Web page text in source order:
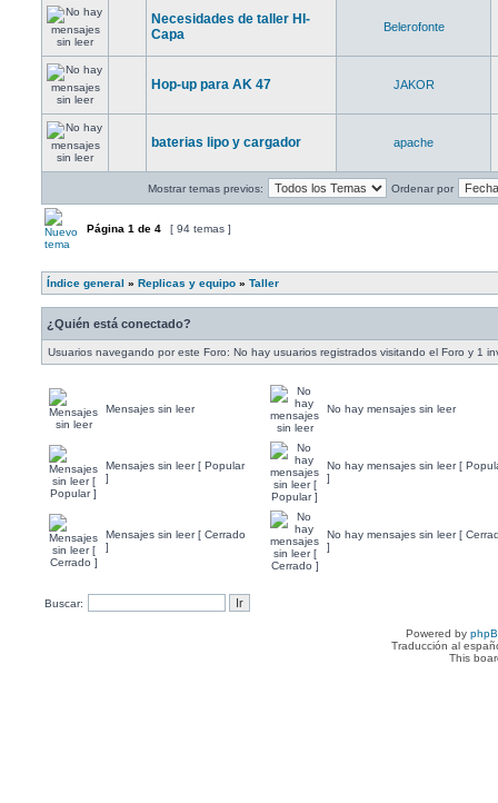
Necesidades de taller HI-
Capa
Belerofonte
Hop-up para AK 47 JAKOR
baterias lipo y cargador apache
Mostrar temas previos: Ordenar por
Página 1 de 4 [ 94 temas ]
Índice general » Replicas y equipo » Taller
¿Quién está conectado?
Usuarios navegando por este Foro: No hay usuarios registrados visitando el Foro y 1
Mensajes sin leer No hay mensajes sin leer
Mensajes sin leer [ Popular
]
No hay mensajes sin leer [
]
Mensajes sin leer [ Cerrado
]
No hay mensajes sin leer [
]
Buscar:
Powered by
Traducción al
This